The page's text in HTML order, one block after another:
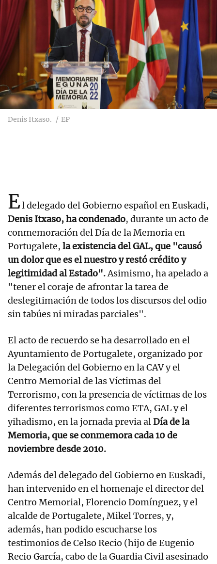
Denis Itxaso. EP
El delegado del Gobierno español en Euskadi,
Denis Itxaso,ha condenado, durante un acto de
conmemoración del Día de la Memoria en
Portugalete, la existencia del GAL, que "causó
un dolor que es el nuestro y restó crédito y
legitimidad al Estado".Asimismo, ha apelado a
"tener el coraje de afrontar la tarea de
deslegitimación de todos los discursos del odio
sin tabúes ni miradas parciales".
El acto de recuerdo se ha desarrollado en el
Ayuntamiento de Portugalete, organizado por
la Delegación del Gobierno en la CAV y el
Centro Memorial de las Víctimas del
Terrorismo, con la presencia de víctimas de los
diferentes terrorismos como ETA, GAL y el
yihadismo, en la jornada previa alDía de la
Memoria, que se conmemora cada 10 de
noviembre desde 2010.
Además del delegado del Gobierno en Euskadi,
han intervenido en el homenaje el director del
Centro Memorial, Florencio Domínguez, y el
alcalde de Portugalete, Mikel Torres, y,
además, han podido escucharse los
testimonios de Celso Recio (hijo de Eugenio
Recio García, cabo de la Guardia Civil asesinado